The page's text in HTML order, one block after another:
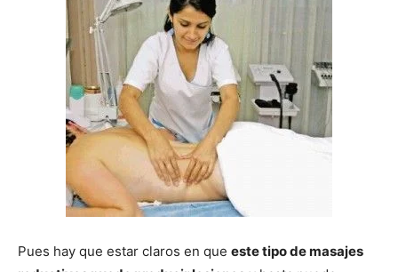
Pues hay que estar claros en que este tipo de masajes